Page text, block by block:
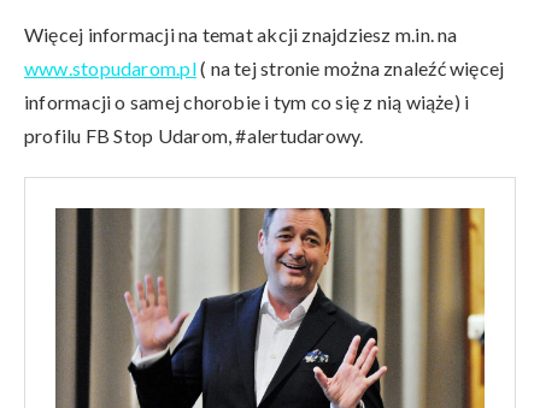
Więcej informacji na temat akcji znajdziesz m.in. na
www.stopudarom.pl( na tej stronie można znaleźć więcej
informacji o samej chorobie i tym co się z nią wiąże) i
profilu FB Stop Udarom, #alertudarowy.